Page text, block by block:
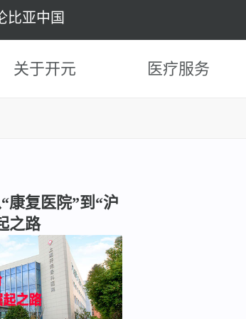
比亚中国
关于开元 医疗服务
康复医院”到“沪
之路